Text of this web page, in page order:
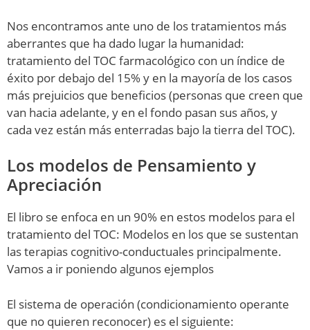
Nos encontramos ante uno de los tratamientos más
aberrantes que ha dado lugar la humanidad:
tratamiento del TOC farmacológico con un índice de
éxito por debajo del 15% y en la mayoría de los casos
más prejuicios que beneficios (personas que creen que
van hacia adelante, y en el fondo pasan sus años, y
cada vez están más enterradas bajo la tierra del TOC).
Los modelos de Pensamiento y
Apreciación
El libro se enfoca en un 90% en estos modelos para el
tratamiento del TOC: Modelos en los que se sustentan
las terapias cognitivo-conductuales principalmente.
Vamos a ir poniendo algunos ejemplos
El sistema de operación (condicionamiento operante
que no quieren reconocer) es el siguiente: